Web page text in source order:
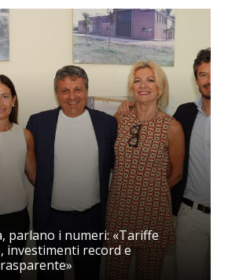
parlano i numeri: «Tariffe
investimenti record e